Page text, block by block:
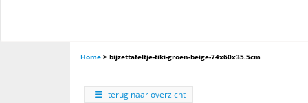
Home > bijzettafeltje-tiki-groen-beige-74x60x35.5cm
terug naar overzicht